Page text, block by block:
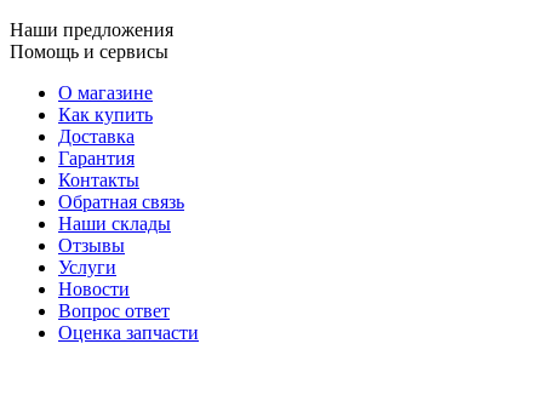
Наши предложения
Помощь и сервисы
О магазине
Как купить
Доставка
Гарантия
Контакты
Обратная связь
Наши склады
Отзывы
Услуги
Новости
Вопрос ответ
Оценка запчасти